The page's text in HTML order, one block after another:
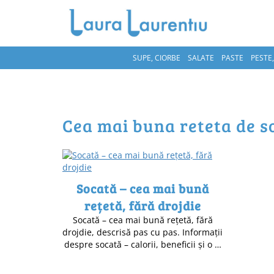
SUPE, CIORBE SALATE PASTE
cea mai buna reteta de
Socată – cea mai bună
rețetă, fără drojdie
Socată – cea mai bună rețetă, fără
drojdie, descrisă pas cu pas. Informații
despre socată – calorii, beneficii și o …